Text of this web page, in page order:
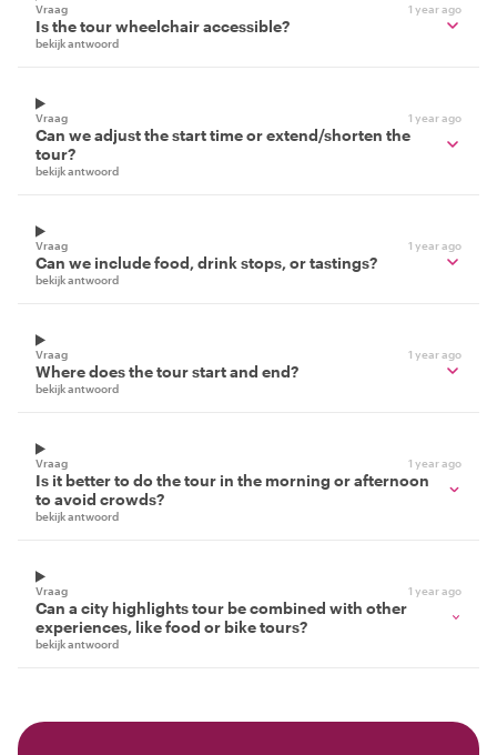
Vraag 1 year ago
Is the tour wheelchair accessible?
bekijk antwoord
Vraag 1 year ago
Can we adjust the start time or extend/shorten the
tour?
bekijk antwoord
Vraag 1 year ago
Can we include food, drink stops, or tastings?
bekijk antwoord
Vraag 1 year ago
Where does the tour start and end?
bekijk antwoord
Vraag 1 year ago
Is it better to do the tour in the morning or afternoon
to avoid crowds?
bekijk antwoord
Vraag 1 year ago
Can a city highlights tour be combined with other
experiences, like food or bike tours?
bekijk antwoord